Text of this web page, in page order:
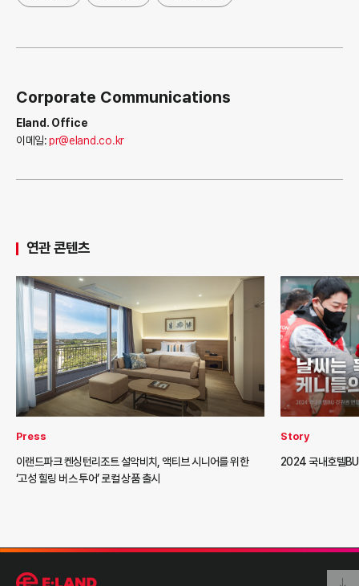
Corporate Communications
Eland. Office
이메일:pr@eland.co.kr
연관 콘텐츠
Press
이랜드파크 켄싱턴리조트 설악비치, 액티브 시니어를 위한
‘고성 힐링 버스 투어’ 로컬 상품 출시
Story
2024 국내호텔